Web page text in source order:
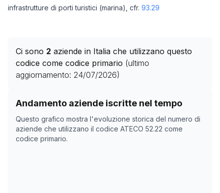
infrastrutture di porti turistici (marina), cfr. 93.29
Ci sono 2 aziende in Italia che utilizzano questo
codice come codice primario (ultimo
aggiornamento: 24/07/2026)
Andamento aziende iscritte nel tempo
Questo grafico mostra l'evoluzione storica del numero di
aziende che utilizzano il codice ATECO 52.22 come
codice primario.
Storico numero di aziende con codice ATECO
Data rilevazione
23/04/2025
3
13/11/2025